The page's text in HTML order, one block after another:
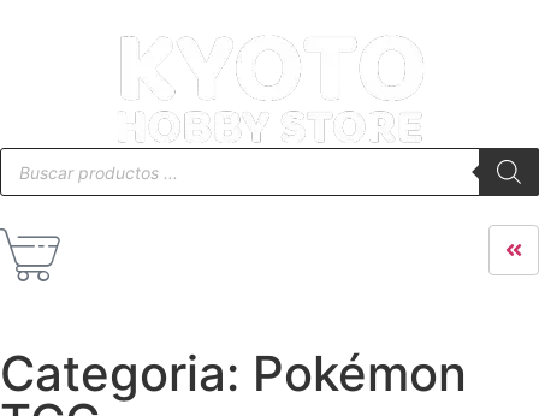
Categoria: Pokémon